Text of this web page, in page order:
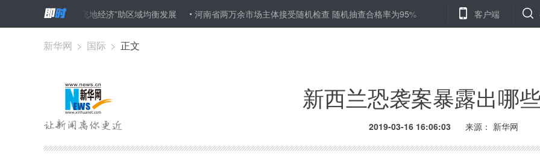
辽宁力推“飞地经济”助区域均衡发展 河南省两万余市场主体接受随机检查 随机抽查合格率为95% 《西北文化资源大典》出版发行
客户端
新华网 > 国际 > 正文
新西兰恐袭案暴露出哪
2019-03-16 16:06:03 来源： 新华网